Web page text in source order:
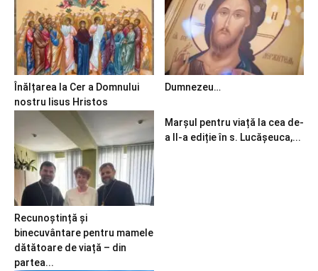
Înălțarea la Cer a Domnului
nostru Iisus Hristos
Dumnezeu…
Recunoștință și
binecuvântare pentru mamele
dătătoare de viață – din
partea...
Marșul pentru viață la cea de-
a II-a ediție în s. Lucășeuca,...